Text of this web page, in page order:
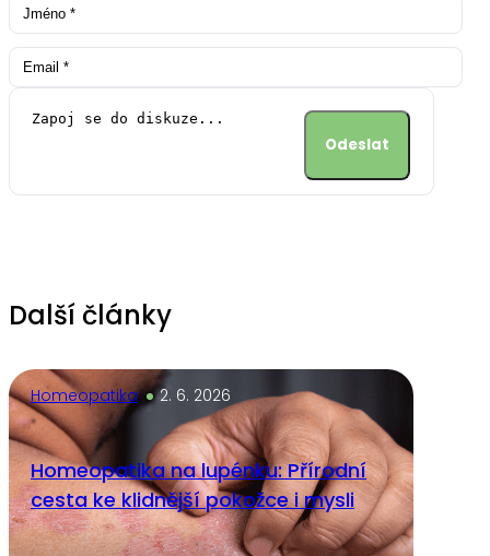
Další články
Homeopatika 2. 6. 2026
Homeopatika na lupénku: Přírodní
cesta ke klidnější pokožce i mysli